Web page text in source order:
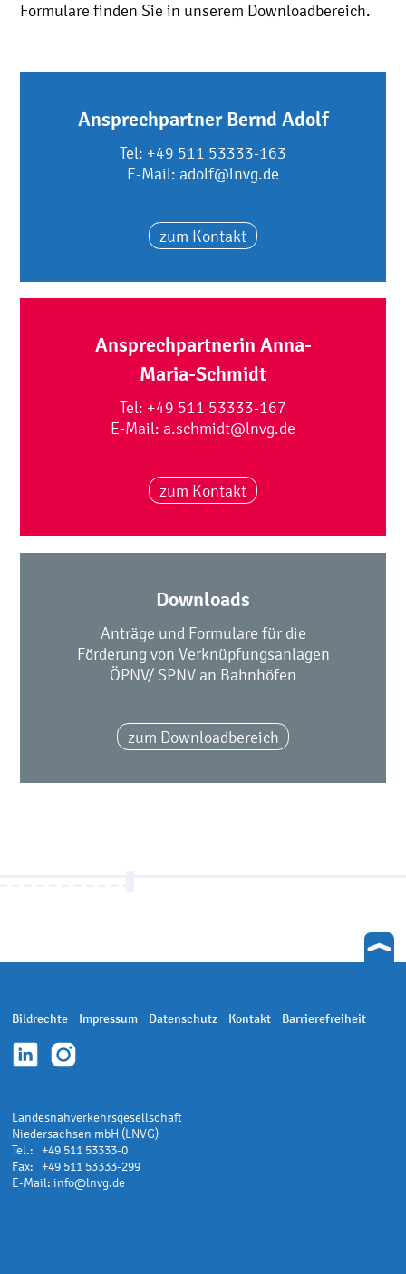
Formulare finden Sie in unserem Downloadbereich.
Ansprechpartner Bernd Adolf
Tel: +49 511 53333-163
E-Mail: adolf@lnvg.de
zum Kontakt
Ansprechpartnerin Anna-
Maria-Schmidt
Tel: +49 511 53333-167
E-Mail: a.schmidt@lnvg.de
zum Kontakt
Downloads
Anträge und Formulare für die
Förderung von Verknüpfungsanlagen
ÖPNV/ SPNV an Bahnhöfen
zum Downloadbereich
Bildrechte Impressum Datenschutz Kontakt Barrierefreiheit
Landesnahverkehrsgesellschaft
Niedersachsen mbH (LNVG)
Tel.: +49 511 53333-0
Fax: +49 511 53333-299
E-Mail:info@lnvg.de